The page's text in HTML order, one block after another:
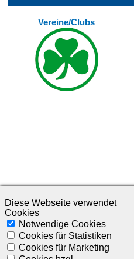
Vereine/Clubs
©1985-2025 - SLC
Diese Webseite verwendet
Cookies
Notwendige Cookies
Cookies für Statistiken
Cookies für Marketing